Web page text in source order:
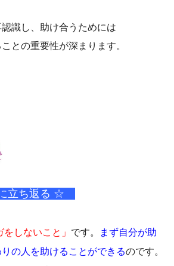
認識し、助け合うためには
との重要性が深まります。
立ち返る ☆
しないこと」 です。
まず自分が助
りの人を助けることができるのです。